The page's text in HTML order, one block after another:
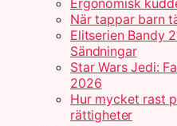
Ergonomisk
När tappar barn
Elitserien Bandy
Sändningar
Star Wars Jedi:
2026
Hur mycket rast
rättigheter